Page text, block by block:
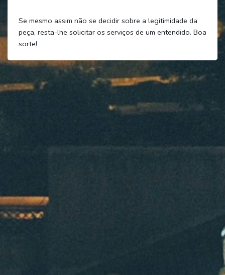
Se mesmo assim não se decidir sobre a legitimidade da
peça, resta-lhe solicitar os serviços de um entendido. Boa
sorte!